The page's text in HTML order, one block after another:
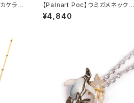
ケラネ
【Palnart Poc】ウミガメネックレ
ス
¥4,840